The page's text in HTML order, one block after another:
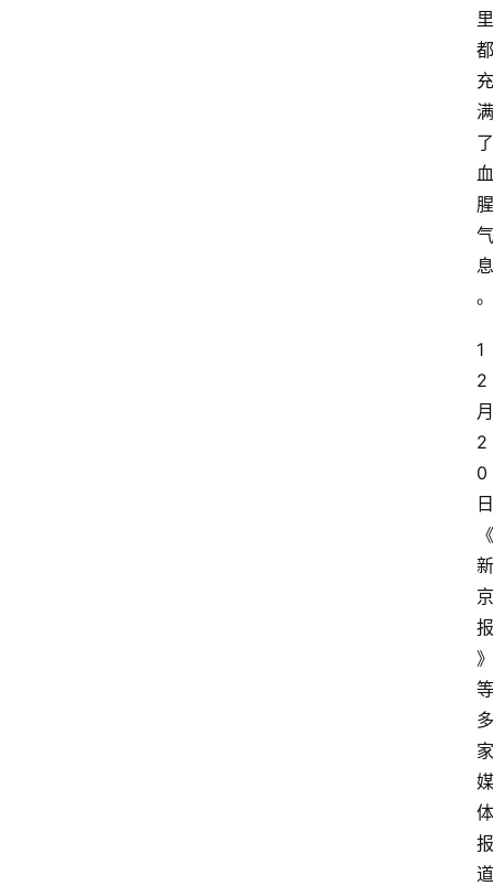
里
都
充
满
了
血
腥
气
息
。
1
2
月
2
0
日
《
新
京
报
》
等
多
家
媒
体
报
道